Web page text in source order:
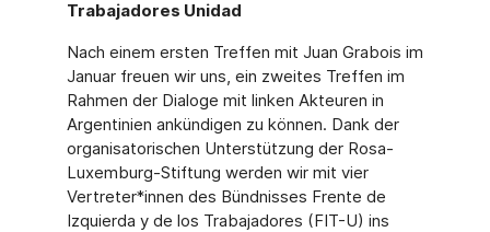
Trabajadores Unidad
Nach einem ersten Treffen mit Juan Grabois im
Januar freuen wir uns, ein zweites Treffen im
Rahmen der Dialoge mit linken Akteuren in
Argentinien ankündigen zu können. Dank der
organisatorischen Unterstützung der Rosa-
Luxemburg-Stiftung werden wir mit vier
Vertreter*innen des Bündnisses Frente de
Izquierda y de los Trabajadores (FIT-U) ins